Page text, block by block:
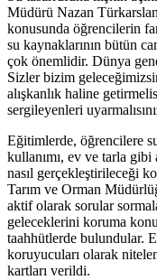
Müdürü Nazan
konusunda öğrencilerin
su kaynaklarının bütün
çok önemlidir. Dünya
Sizler bizim
alışkanlık haline
sergileyenleri
Eğitimlerde, öğrencilere
kullanımı, ev ve tarla gibi
nasıl gerçekleştirileceği
Tarım ve Orman
aktif olarak sorular
geleceklerini koruma
taahhütlerde bulundular.
koruyucuları olarak
kartları verildi.